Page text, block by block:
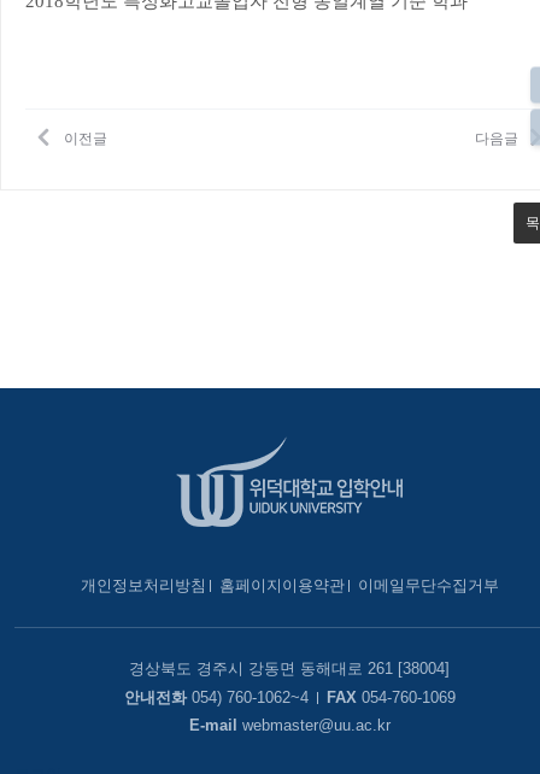
이전글 다음글
개인정보처리방침 홈페이지이용약관 이메일무단수집거부
경상북도 경주시 강동면 동해대로 261 [38004]
안내전화054) 760-1062~4 FAX 054-760-1069
E-mail webmaster@uu.ac.kr